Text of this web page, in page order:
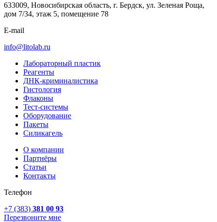
633009, Новосибирская область, г. Бердск, ул. Зеленая Роща,
дом 7/34, этаж 5, помещение 78
E-mail
info@litolab.ru
Лабораторный пластик
Реагенты
ДНК-криминалистика
Гистология
Флаконы
Тест-системы
Оборудование
Пакеты
Силикагель
О компании
Партнёры
Статьи
Контакты
Телефон
+7 (383) 381 00 93
Перезвоните мне